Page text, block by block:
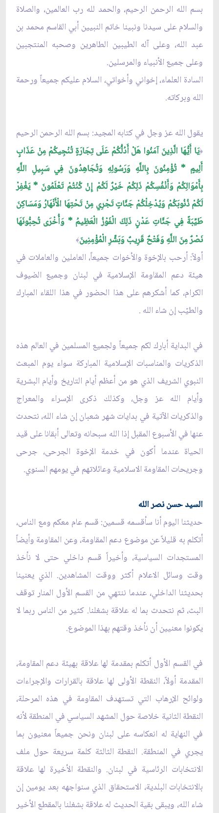
بسم الله الرحمن الرحيم، والحمد لله رب العالمين، والصلاة
والسلام على سيدنا ونبينا خاتم النبيين أبي القاسم محمد بن
عبد الله، وعلى آله الطيبين الطاهرين وصحبه المنتجبين
وعلى جميع الأنبياء والمرسلين.
السادة العلماء، إخواني وأخواتي، السلام عليكم جميعاً ورحمة
الله وبركاته.
يقول الله عز وجل في كتابه المجيد: بسم الله الرحمن الرحيم
﴿يَا أَيُّهَا الَّذِينَ آمَنُوا هَلْ أَدُلُّكُمْ عَلَى تِجَارَةٍ تُنْجِيكُمْ مِنْ عَذَابٍ
أَلِيمٍ * تُؤْمِنُونَ بِاللَّهِ وَرَسُولِهِ وَتُجَاهِدُونَ فِي سَبِيلِ اللَّهِ
بِأَمْوَالِكُمْ وَأَنْفُسِكُمْ ذَلِكُمْ خَيْرٌ لَكُمْ إِنْ كُنْتُمْ تَعْلَمُونَ * يَغْفِرْ
لَكُمْ ذُنُوبَكُمْ وَيُدْخِلْكُمْ جَنَّاتٍ تَجْرِي مِنْ تَحْتِهَا الْأَنْهَارُ وَمَسَاكِنَ
طَيِّبَةً فِي جَنَّاتِ عَدْنٍ ذَلِكَ الْفَوْزُ الْعَظِيمُ * وَأُخْرَى تُحِبُّونَهَا
نَصْرٌ مِنَ اللَّهِ وَفَتْحٌ قَرِيبٌ وَبَشِّرِ الْمُؤْمِنِينَ﴾
أولاً: أرحب بالإخوة والأخوات جميعاً، العاملين والعاملات في
هيئة دعم المقاومة الإسلامية في لبنان وجميع الضيوف
الكرام، كما أشكرهم على هذا الحضور في هذا اللقاء المبارك
والطيّب إن شاء الله .
في البداية أبارك لكم جميعاً ولجميع المسلمين في العالم هذه
الذكريات والمناسبات الإسلامية المباركة سواء يوم المبعث
النبوي الشريف الذي هو من أعظم أيام التاريخ وأيام البشرية
وأيام الله عز وجل، وكذلك ذكرى الإسراء والمعراج
والذكريات الآتية في بدايات شهر شعبان إن شاء الله، نتحدث
عنها في الأسبوع المقبل إذا الله سبحانه وتعالى أبقانا على قيد
الحياة عندما أكون في خدمة الإخوة الجرحى، جرحى
وجريحات المقاومة الاسلامية وعائلاتهم في يومهم السنوي.
السيد حسن نصر الله
حديثنا اليوم أنا سأقسمه قسمين: قسم عام معكم ومع الناس،
أتكلم به قليلاً عن موضوع دعم المقاومة، وعن المقاومة وأيضاً
المستجدات السياسية، وأخيراً قسم داخلي حتى لا نأخذ
وقت وسائل الاعلام أكثر ووقت المشاهدين. الذي يعنينا
بحديثنا الداخلي، عندما ننتهي من القسم الأول المنار توقف
البث، ثم نتحدث بما له علاقة بشغلنا. كثير من الناس ربما لا
يكونوا معنيين أن نأخذ وقتهم بهذا الموضوع.
في القسم الأول أتكلم بمقدمة لها علاقة بهيئة دعم المقاومة،
المقدمة أولاً، النقطة الأولى لها علاقة بالقرارات والإجراءات
ولوائح الإرهاب التي تستهدف المقاومة في هذه المرحلة،
النقطة الثانية خلاصة حول المشهد السياسي في المنطقة لأنه
في النهاية له انعكاسه على لبنان ونحن جميعاً معنيون بما
يجري في المنطقة. النقطة الثالثة كلمة سريعة حول ملف
الانتخابات الرئاسية في لبنان. والنقطة الأخيرة لها علاقة
بالانتخابات البلدية، الاستحقاق الذي سنواجهه بعد يومين إن
شاء الله، ويبقى بقية الحديث له علاقة بشغلنا بالمقطع الأخير